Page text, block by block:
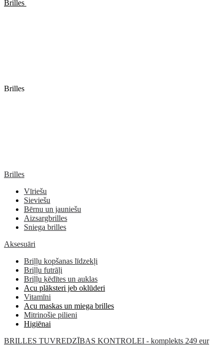
Brilles
Brilles
Brilles
Vīriešu
Sieviešu
Bērnu un jauniešu
Aizsargbrilles
Sniega brilles
Aksesuāri
Briļļu kopšanas līdzekļi
Briļļu futrāļi
Briļļu ķēdītes un auklas
Acu plāksteri jeb oklūderi
Vitamīni
Acu maskas un miega brilles
Mitrinošie pilieni
Higiēnai
BRILLES TUVREDZĪBAS KONTROLEI - komplekts 249 eur